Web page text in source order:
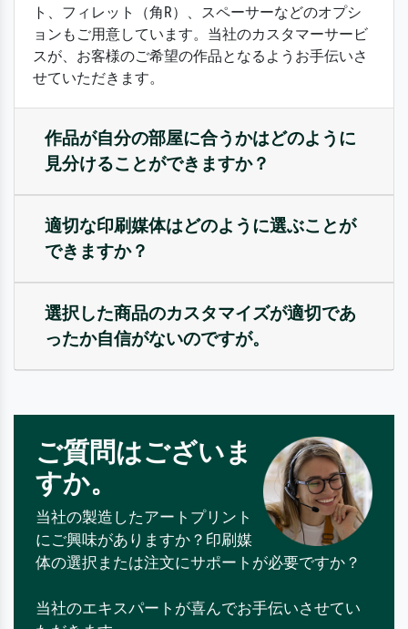
ト、フィレット（角R）、スペーサーなどのオプシ
ョンもご用意しています。当社のカスタマーサービ
スが、お客様のご希望の作品となるようお手伝いさ
せていただきます。
作品が自分の部屋に合うかはどのように
見分けることができますか？
適切な印刷媒体はどのように選ぶことが
できますか？
選択した商品のカスタマイズが適切であ
ったか自信がないのですが。
ご質問はございま
すか。
当社の製造したアートプリント
にご興味がありますか？印刷媒
体の選択または注文にサポートが必要ですか？
当社のエキスパートが喜んでお手伝いさせてい